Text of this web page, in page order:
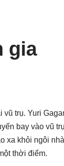
gia
trụ. Yuri
bay vào vũ
khỏi ngôi
thời điểm.